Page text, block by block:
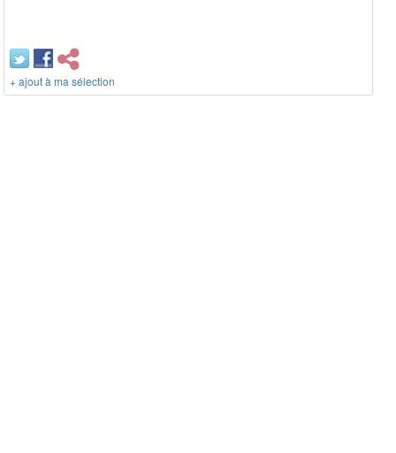
+ ajout à ma sélection